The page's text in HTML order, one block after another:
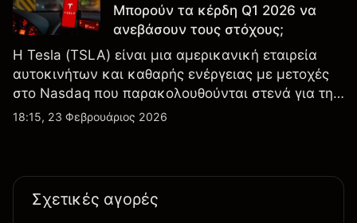
Μπορούν τα κέρδη Q1 2026 να
ανεβάσουν τους στόχους;
Η Tesla (TSLA) είναι μια αμερικανική εταιρεία
αυτοκινήτων και καθαρής ενέργειας με μετοχές
στο Nasdaq που παρακολουθούνται στενά για την
απόδοση κερδών, τα δεδομένα παραδόσεων και
18:15, 23 Φεβρουάριος 2026
Σχετικές αγορές